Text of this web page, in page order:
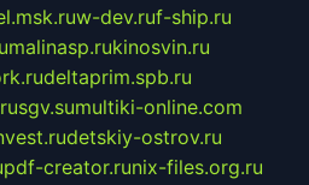
w-dev.ruf-ship.ru
malinasp.rukinosvin.ru
deltaprim.spb.ru
sgv.sumultiki-online.com
detskiy-ostrov.ru
pdf-creator.runix-files.org.ru